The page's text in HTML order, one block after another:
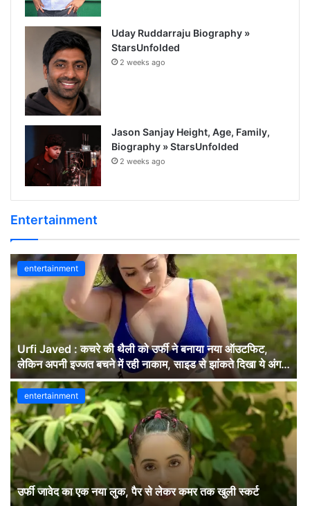
Uday Ruddarraju Biography »
StarsUnfolded
2 weeks ago
Jason Sanjay Height, Age, Family,
Biography » StarsUnfolded
2 weeks ago
Entertainment
entertainment
Urfi Javed : कचरे की थैली को उर्फी ने बनाया नया ऑउटफिट,
लेकिन अपनी इज्जत बचने में रही नाकाम, साइड से झांकते दिखा ये अंग,
लोग बोले- बस यही देखना…देखें वीडियों
entertainment
उर्फी जावेद का एक नया लुक, पैर से लेकर कमर तक खुली स्कर्ट